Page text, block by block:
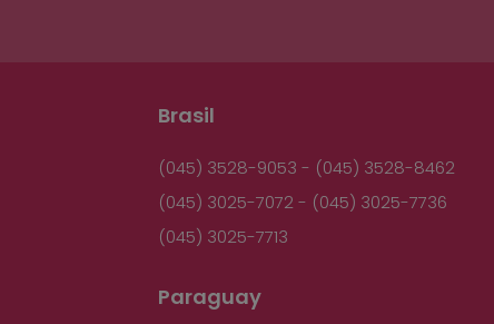
Brasil
(045) 3528-9053 - (045) 3528-8462
(045) 3025-7072 - (045) 3025-7736
(045) 3025-7713
Paraguay